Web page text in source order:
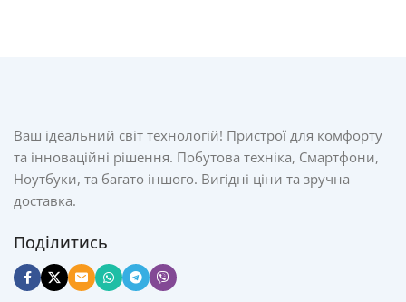
Ваш ідеальний світ технологій! Пристрої для комфорту
та інноваційні рішення. Побутова техніка, Смартфони,
Ноутбуки, та багато іншого. Вигідні ціни та зручна
доставка.
Поділитись